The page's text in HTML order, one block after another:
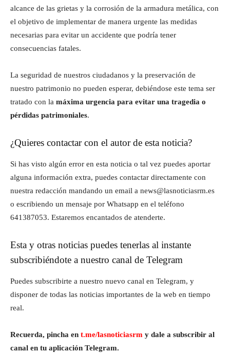
alcance de las grietas y la corrosión de la armadura metálica, con
el objetivo de implementar de manera urgente las medidas
necesarias para evitar un accidente que podría tener
consecuencias fatales.
La seguridad de nuestros ciudadanos y la preservación de
nuestro patrimonio no pueden esperar, debiéndose este tema ser
tratado con la máxima urgencia para evitar una tragedia o
pérdidas patrimoniales.
¿Quieres contactar con el autor de esta noticia?
Si has visto algún error en esta noticia o tal vez puedes aportar
alguna información extra, puedes contactar directamente con
nuestra redacción mandando un email a news@lasnoticiasrm.es
o escribiendo un mensaje por Whatsapp en el teléfono
641387053. Estaremos encantados de atenderte.
Esta y otras noticias puedes tenerlas al instante
subscribiéndote a nuestro canal de Telegram
Puedes subscribirte a nuestro nuevo canal en Telegram, y
disponer de todas las noticias importantes de la web en tiempo
real.
Recuerda, pincha en t.me/lasnoticiasrm y dale a subscribir al
canal en tu aplicación Telegram.